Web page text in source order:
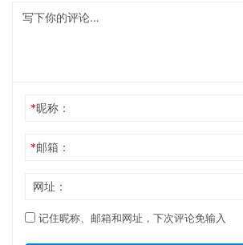
*昵称：
*邮箱：
网址：
记住昵称、邮箱和网址，下次评论免输入